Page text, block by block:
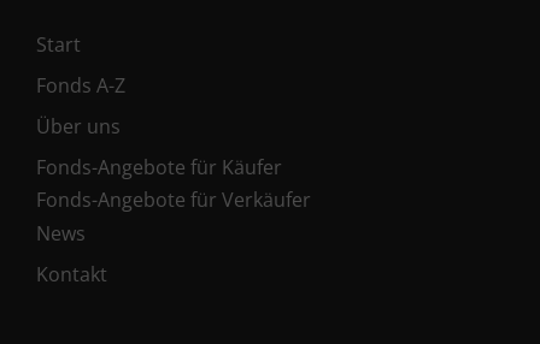
Start
Fonds A-Z
Über uns
Fonds-Angebote für Käufer
Fonds-Angebote für Verkäufer
News
Kontakt